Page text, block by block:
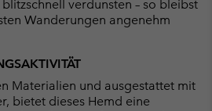
verdunsten – so bleibst
Wanderungen angenehm
Materialien und ausgestattet mit
bietet dieses Hemd eine